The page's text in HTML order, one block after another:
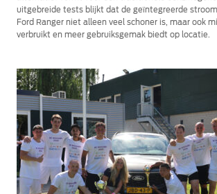
uitgebreide tests blijkt dat de geïntegreerde
Ford Ranger niet alleen veel schoner is, maar ook
verbruikt en meer gebruiksgemak biedt op locatie.